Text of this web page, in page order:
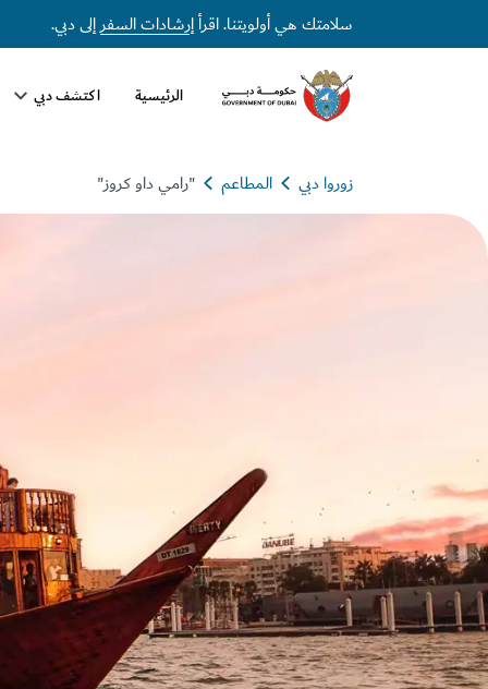
سلامتك هي أولويتنا. اقرأإرشادات السفرإلى دبي.
الرئيسية اكتشف دبي
زوروا دبي المطاعم "رامي داو كروز"